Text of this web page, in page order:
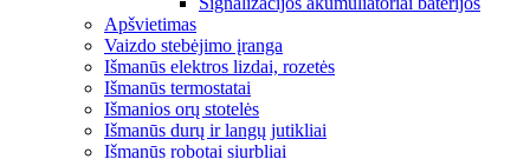
Apšvietimas
Vaizdo stebėjimo įranga
Išmanūs elektros lizdai, rozetės
Išmanūs termostatai
Išmanios orų stotelės
Išmanūs durų ir langų jutikliai
Išmanūs robotai siurbliai